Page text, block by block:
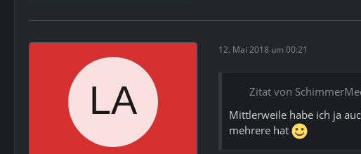
12. Mai 2018 um 00:21
Zitat von
Mittlerweile habe ich ja
mehrere hat